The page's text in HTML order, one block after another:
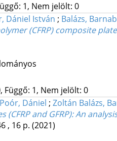
1, Nem jelölt: 0
Dániel István ; Balázs,
(CFRP) composite
Függő: 1, Nem jelölt: 0
Dániel ; Zoltán Balázs,
and GFRP): An
, 16 p. (2021)